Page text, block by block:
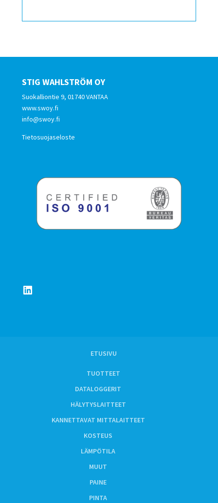
STIG WAHLSTRÖM OY
Suokalliontie 9, 01740 VANTAA
www.swoy.fi
info@swoy.fi
Tietosuojaseloste
LinkedIn
ETUSIVU
TUOTTEET
DATALOGGERIT
HÄLYTYSLAITTEET
KANNETTAVAT MITTALAITTEET
KOSTEUS
LÄMPÖTILA
MUUT
PAINE
PINTA